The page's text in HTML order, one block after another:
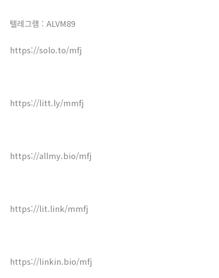
텔레그램 : ALVM89
https://solo.to/mfj
https://litt.ly/mmfj
https://allmy.bio/mfj
https://lit.link/mmfj
https://linkin.bio/mfj